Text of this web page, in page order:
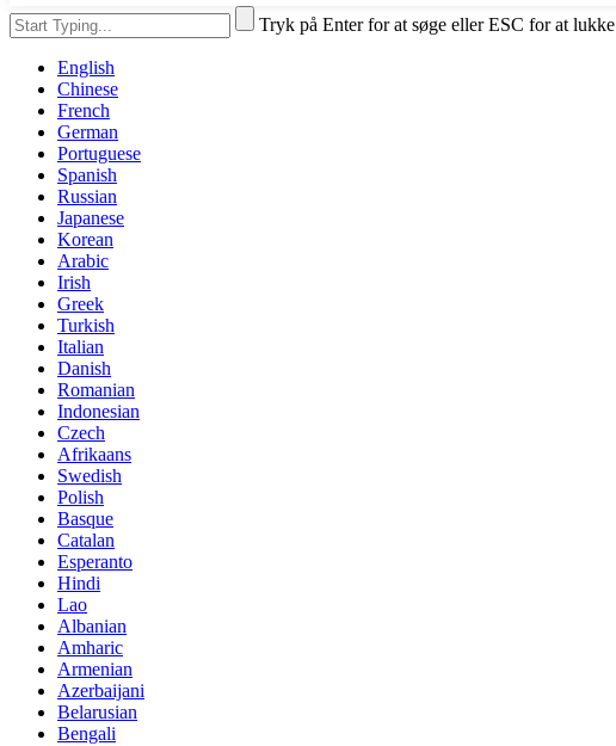
Tryk på Enter for at søge eller ESC for at lukke
English
Chinese
French
German
Portuguese
Spanish
Russian
Japanese
Korean
Arabic
Irish
Greek
Turkish
Italian
Danish
Romanian
Indonesian
Czech
Afrikaans
Swedish
Polish
Basque
Catalan
Esperanto
Hindi
Lao
Albanian
Amharic
Armenian
Azerbaijani
Belarusian
Bengali